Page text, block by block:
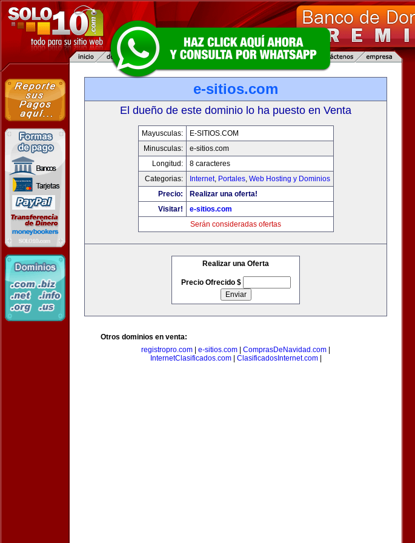
e-sitios.com
El dueño de este dominio lo ha puesto en Venta
Mayusculas:
E-SITIOS.COM
Minusculas:
e-sitios.com
Longitud:
8 caracteres
Categorias:
Internet, Portales, Web Hosting y Dominios
Precio:
Realizar una oferta!
Visitar!
e-sitios.com
Serán consideradas ofertas
Realizar una Oferta
Precio Ofrecido $
Otros dominios en venta:
registropro.com
e-sitios.com ComprasDeNavidad.com
InternetClasificados.com| ClasificadosInternet.com|